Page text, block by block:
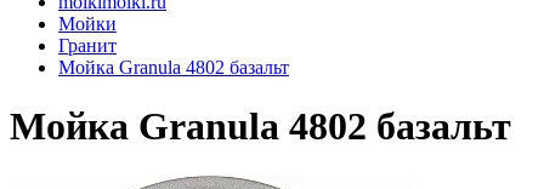
Мойки
Гранит
Мойка Granula 4802 базальт
Мойка Granula 4802 базальт